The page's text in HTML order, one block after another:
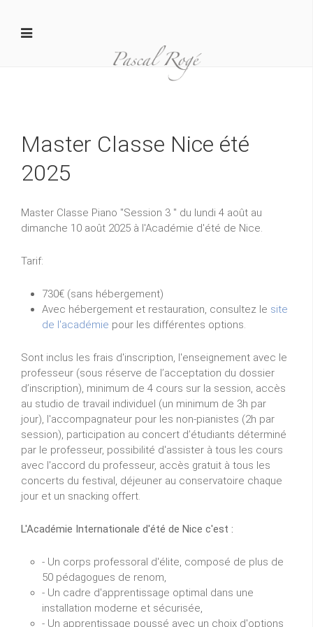
Master Classe Nice été
2025
Master Classe Piano "Session 3 " du lundi 4 août au
dimanche 10 août 2025 à l'Académie d'été de Nice.
Tarif:
730€ (sans hébergement)
Avec hébergement et restauration, consultez le site
de l'académie pour les différentes options.
Sont inclus les frais d'inscription, l'enseignement avec le
professeur (sous réserve de l’acceptation du dossier
d’inscription), minimum de 4 cours sur la session, accès
au studio de travail individuel (un minimum de 3h par
jour), l'accompagnateur pour les non-pianistes (2h par
session), participation au concert d’étudiants déterminé
par le professeur, possibilité d'assister à tous les cours
avec l'accord du professeur, accès gratuit à tous les
concerts du festival, déjeuner au conservatoire chaque
jour et un snacking offert.
L'Académie Internationale d'été de Nice c'est :
- Un corps professoral d'élite, composé de plus de
50 pédagogues de renom,
- Un cadre d'apprentissage optimal dans une
installation moderne et sécurisée,
- Un apprentissage poussé avec un choix d'options